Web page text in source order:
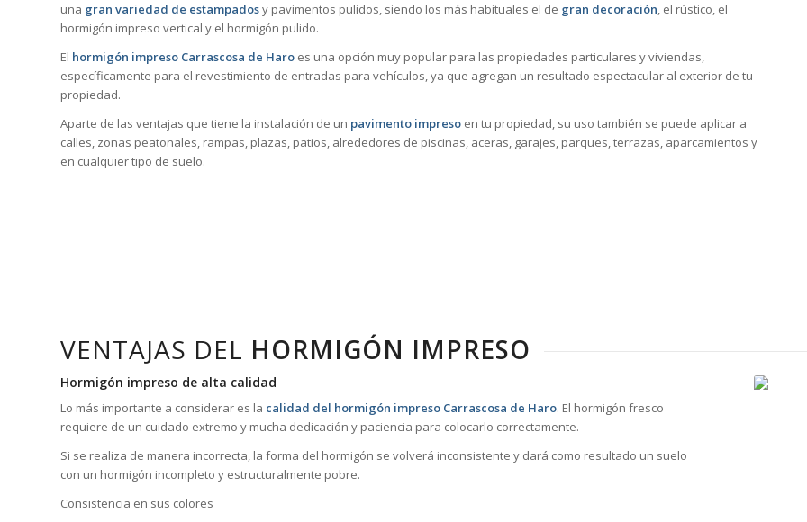
una gran variedad de estampadosy pavimentos pulidos, siendo los más habituales el de gran decoración, el rústico, el
hormigón impreso vertical y el hormigón pulido.
El hormigón impreso Carrascosa de Haro es una opción muy popular para las propiedades particulares y viviendas,
específicamente para el revestimiento de entradas para vehículos, ya que agregan un resultado espectacular al exterior de tu
propiedad.
Aparte de las ventajas que tiene la instalación de un pavimento impreso en tu propiedad, su uso también se puede aplicar a
calles, zonas peatonales, rampas, plazas, patios, alrededores de piscinas, aceras, garajes, parques, terrazas, aparcamientos y
en cualquier tipo de suelo.
VENTAJAS DEL HORMIGÓN IMPRESO
Hormigón impreso de alta calidad
Lo más importante a considerar es la calidad del hormigón impreso Carrascosa de Haro. El hormigón fresco
requiere de un cuidado extremo y mucha dedicación y paciencia para colocarlo correctamente.
Si se realiza de manera incorrecta, la forma del hormigón se volverá inconsistente y dará como resultado un suelo
con un hormigón incompleto y estructuralmente pobre.
Consistencia en sus colores